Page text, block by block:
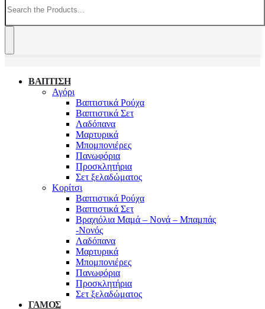
ΒΑΠΤΙΣΗ
Αγόρι
Βαπτιστικά Ρούχα
Βαπτιστικά Σετ
Λαδόπανα
Μαρτυρικά
Μπομπονιέρες
Πανωφόρια
Προσκλητήρια
Σετ ξελαδώματος
Κορίτσι
Βαπτιστικά Ρούχα
Βαπτιστικά Σετ
Βραχιόλια Μαμά – Νονά – Μπαμπάς
-Νονός
Λαδόπανα
Μαρτυρικά
Μπομπονιέρες
Πανωφόρια
Προσκλητήρια
Σετ ξελαδώματος
ΓΑΜΟΣ